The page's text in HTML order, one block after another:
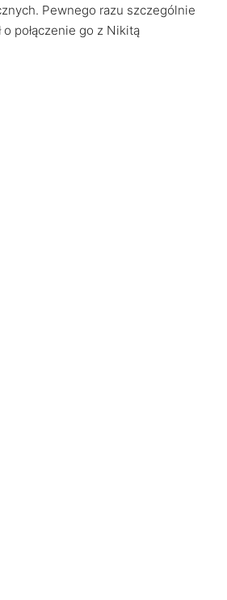
Pewnego razu szczególnie
połączenie go z Nikitą